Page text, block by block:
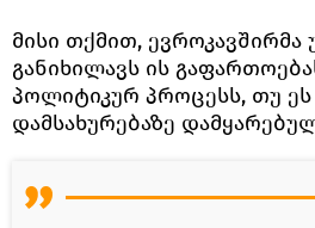
მისი თქმით, ევროკავშირმა
განიხილავს ის
პოლიტიკურ პროცესს, თუ ეს
დამსახურებაზე